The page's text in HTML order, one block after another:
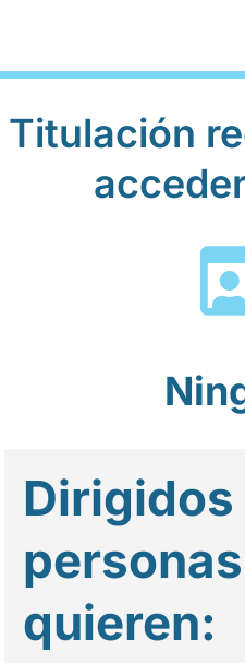
Titulación
Dirigidos
quieren: